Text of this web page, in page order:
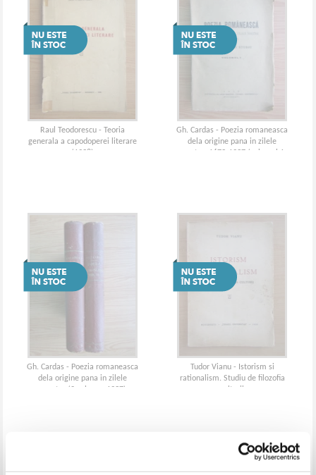
Raul Teodorescu - Teoria
generala a capodoperei literare
(1938)
Gh. Cardas - Poezia romaneasca
dela origine pana in zilele
noastre, 1673-1937 (volumul 1,
Gh. Cardas - Poezia romaneasca
dela origine pana in zilele
noastre (2 volume, 1937)
Tudor Vianu - Istorism si
rationalism. Studiu de filozofia
culturii